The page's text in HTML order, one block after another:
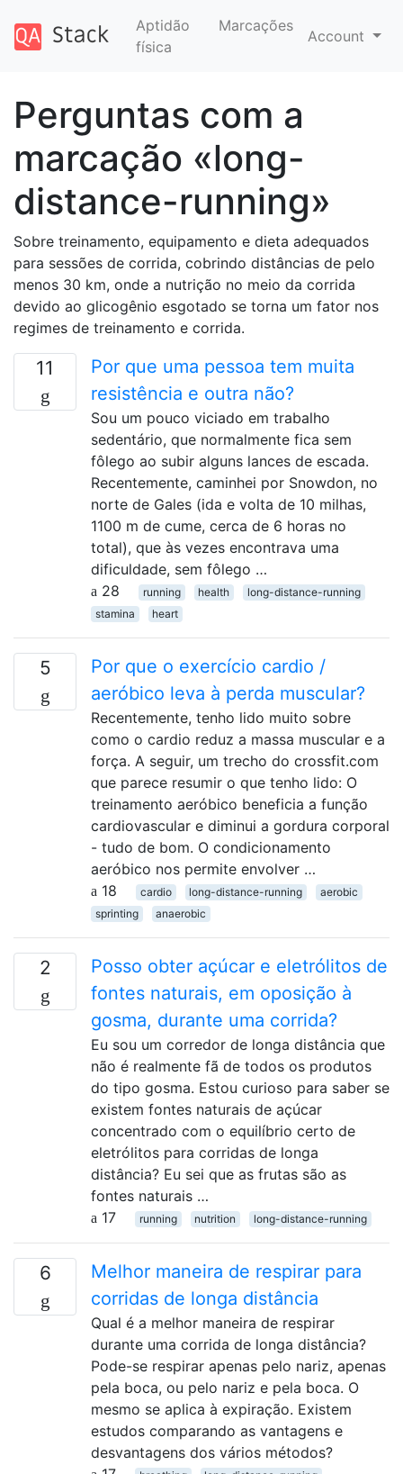
Aptidão
física
Marcações
Account
Perguntas com a
marcação «long-
distance-running»
Sobre treinamento, equipamento e dieta adequados
para sessões de corrida, cobrindo distâncias de pelo
menos 30 km, onde a nutrição no meio da corrida
devido ao glicogênio esgotado se torna um fator nos
regimes de treinamento e corrida.
11
Por que uma pessoa tem muita
resistência e outra não?
Sou um pouco viciado em trabalho
sedentário, que normalmente fica sem
fôlego ao subir alguns lances de escada.
Recentemente, caminhei por Snowdon, no
norte de Gales (ida e volta de 10 milhas,
1100 m de cume, cerca de 6 horas no
total), que às vezes encontrava uma
dificuldade, sem fôlego …
28
running health
long-distance-running
stamina
heart
5
Por que o exercício cardio /
aeróbico leva à perda muscular?
Recentemente, tenho lido muito sobre
como o cardio reduz a massa muscular e a
força. A seguir, um trecho do crossfit.com
que parece resumir o que tenho lido: O
treinamento aeróbico beneficia a função
cardiovascular e diminui a gordura corporal
- tudo de bom. O condicionamento
aeróbico nos permite envolver …
18
cardio long-distance-running
aerobic
sprinting
anaerobic
2
Posso obter açúcar e eletrólitos de
fontes naturais, em oposição à
gosma, durante uma corrida?
Eu sou um corredor de longa distância que
não é realmente fã de todos os produtos
do tipo gosma. Estou curioso para saber se
existem fontes naturais de açúcar
concentrado com o equilíbrio certo de
eletrólitos para corridas de longa
distância? Eu sei que as frutas são as
fontes naturais …
17
running nutrition long-distance-running
6
Melhor maneira de respirar para
corridas de longa distância
Qual é a melhor maneira de respirar
durante uma corrida de longa distância?
Pode-se respirar apenas pelo nariz, apenas
pela boca, ou pelo nariz e pela boca. O
mesmo se aplica à expiração. Existem
estudos comparando as vantagens e
desvantagens dos vários métodos?